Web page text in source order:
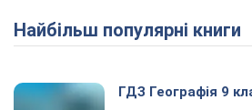
Найбільш популярні книги
ГДЗ Географія 9